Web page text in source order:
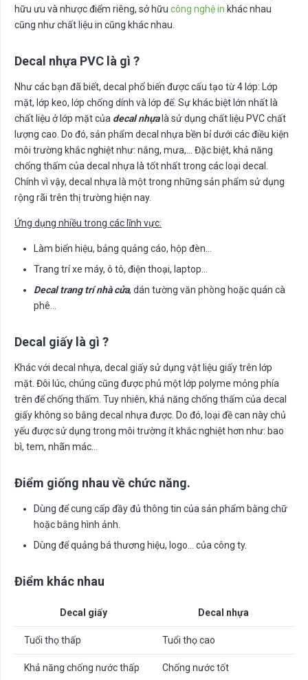
hữu ưu và nhược điểm riêng, sở hữu công nghệ in khác nhau
cũng như chất liệu in cũng khác nhau.
Decal nhựa PVC là gì ?
Như các bạn đã biết, decal phổ biến được cấu tạo từ 4 lớp: Lớp
mặt, lớp keo, lớp chống dính và lớp đế. Sự khác biệt lớn nhất là
chất liệu ở lớp mặt của decal nhựalà sử dụng chất liệu PVC chất
lượng cao. Do đó, sản phẩm decal nhựa bền bỉ dưới các điều kiện
môi trường khắc nghiệt như: nắng, mưa,… Đặc biệt, khả năng
chống thấm của decal nhựa là tốt nhất trong các loại decal.
Chính vì vậy, decal nhựa là một trong những sản phẩm sử dụng
rộng rãi trên thị trường hiện nay.
Ứng dụng nhiều trong các lĩnh vực:
Làm biển hiệu, bảng quảng cáo, hộp đèn…
Trang trí xe máy, ô tô, điện thoại, laptop…
Decal trang trí nhà cửa, dán tường văn phòng hoặc quán cà
phê…
Decal giấy là gì ?
Khác với decal nhựa, decal giấy sử dụng vật liệu giấy trên lớp
mặt. Đôi lúc, chúng cũng được phủ một lớp polyme mỏng phía
trên để chống thấm. Tuy nhiên, khả năng chống thấm của decal
giấy không so bằng decal nhựa được. Do đó, loại đề can này chủ
yếu được sử dụng trong môi trường ít khắc nghiệt hơn như: bao
bì, tem, nhãn mác…
Điểm giống nhau về chức năng.
Dùng để cung cấp đầy đủ thông tin của sản phẩm bằng chữ
hoặc bằng hình ảnh.
Dùng để quảng bá thương hiệu, logo… của công ty.
Điểm khác nhau
Decal giấy Decal nhựa
Tuổi thọ thấp Tuổi thọ cao
Khả năng chống nước thấp Chống nước tốt